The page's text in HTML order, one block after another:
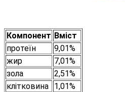
Компонент Вміст
протеїн
9,01%
жир
7,01%
зола
2,51%
клітковина
1,01%